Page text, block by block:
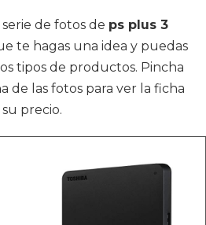
de fotos de ps plus 3
te hagas una idea y puedas
tipos de productos. Pincha
de las fotos para ver la ficha
precio.